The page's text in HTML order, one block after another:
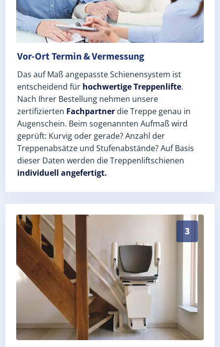
Vor-Ort Termin & Vermessung
Das auf Maß angepasste Schienensystem ist
entscheidend für hochwertige Treppenlifte.
Nach Ihrer Bestellung nehmen unsere
zertifizierten Fachpartner die Treppe genau in
Augenschein. Beim sogenannten Aufmaß wird
geprüft: Kurvig oder gerade? Anzahl der
Treppenabsätze und Stufenabstände? Auf Basis
dieser Daten werden die Treppenliftschienen
individuell angefertigt.
3
Schneller, sauberer Einbau durch zertifizierte